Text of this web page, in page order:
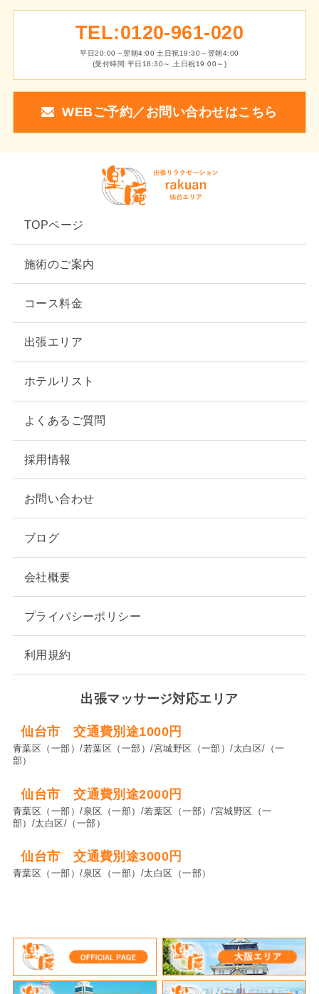
TEL:0120-961-020
平日20:00～翌朝4:00 土日祝19:30～翌朝4:00
(受付時間 平日18:30～,土日祝19:00～)
WEBご予約／お問い合わせはこちら
TOPページ
施術のご案内
コース料金
出張エリア
ホテルリスト
よくあるご質問
採用情報
お問い合わせ
ブログ
会社概要
プライバシーポリシー
利用規約
出張マッサージ対応エリア
仙台市 交通費別途1000円
青葉区（一部）/若葉区（一部）/宮城野区（一部）/太白区/（一
部）
仙台市 交通費別途2000円
青葉区（一部）/泉区（一部）/若葉区（一部）/宮城野区（一
部）/太白区/（一部）
仙台市 交通費別途3000円
青葉区（一部）/泉区（一部）/太白区（一部）